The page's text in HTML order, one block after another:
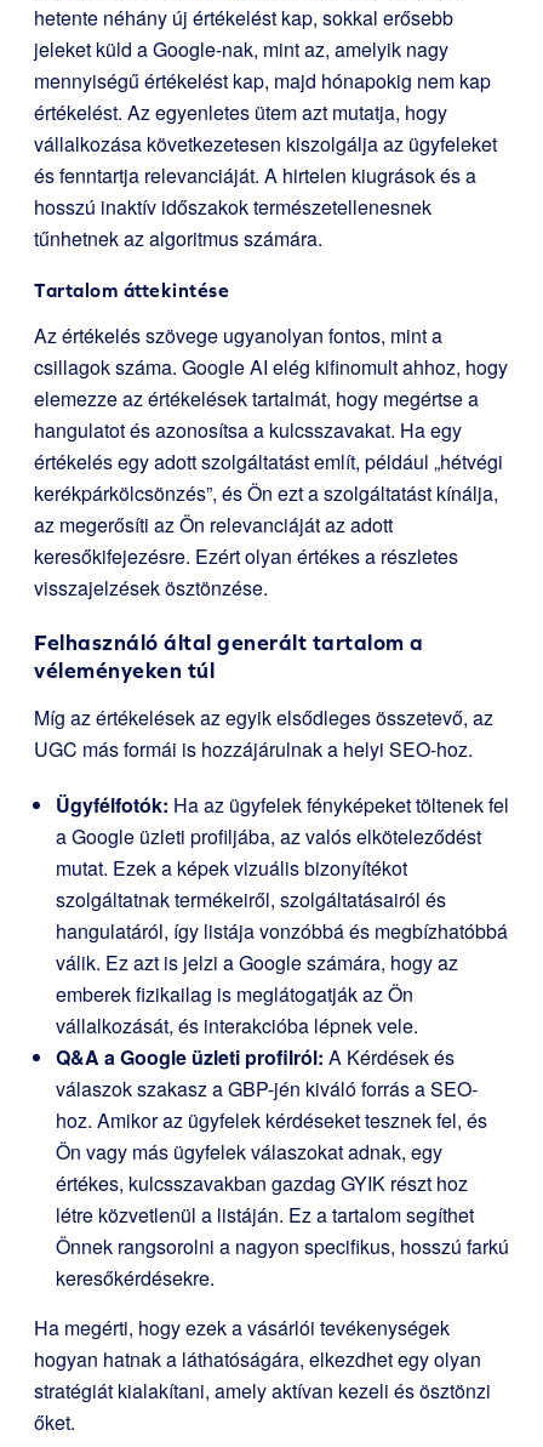
hetente néhány új értékelést kap, sokkal erősebb
jeleket küld a Google-nak, mint az, amelyik nagy
mennyiségű értékelést kap, majd hónapokig nem kap
értékelést. Az egyenletes ütem azt mutatja, hogy
vállalkozása következetesen kiszolgálja az ügyfeleket
és fenntartja relevanciáját. A hirtelen kiugrások és a
hosszú inaktív időszakok természetellenesnek
tűnhetnek az algoritmus számára.
Tartalom áttekintése
Az értékelés szövege ugyanolyan fontos, mint a
csillagok száma. Google AI elég kifinomult ahhoz, hogy
elemezze az értékelések tartalmát, hogy megértse a
hangulatot és azonosítsa a kulcsszavakat. Ha egy
értékelés egy adott szolgáltatást említ, például „hétvégi
kerékpárkölcsönzés”, és Ön ezt a szolgáltatást kínálja,
az megerősíti az Ön relevanciáját az adott
keresőkifejezésre. Ezért olyan értékes a részletes
visszajelzések ösztönzése.
Felhasználó által generált tartalom a
véleményeken túl
Míg az értékelések az egyik elsődleges összetevő, az
UGC más formái is hozzájárulnak a helyi SEO-hoz.
Ügyfélfotók: Ha az ügyfelek fényképeket töltenek fel
a Google üzleti profiljába, az valós elköteleződést
mutat. Ezek a képek vizuális bizonyítékot
szolgáltatnak termékeiről, szolgáltatásairól és
hangulatáról, így listája vonzóbbá és megbízhatóbbá
válik. Ez azt is jelzi a Google számára, hogy az
emberek fizikailag is meglátogatják az Ön
vállalkozását, és interakcióba lépnek vele.
Q&A a Google üzleti profilról: A Kérdések és
válaszok szakasz a GBP-jén kiváló forrás a SEO-
hoz. Amikor az ügyfelek kérdéseket tesznek fel, és
Ön vagy más ügyfelek válaszokat adnak, egy
értékes, kulcsszavakban gazdag GYIK részt hoz
létre közvetlenül a listáján. Ez a tartalom segíthet
Önnek rangsorolni a nagyon specifikus, hosszú farkú
keresőkérdésekre.
Ha megérti, hogy ezek a vásárlói tevékenységek
hogyan hatnak a láthatóságára, elkezdhet egy olyan
stratégiát kialakítani, amely aktívan kezeli és ösztönzi
őket.